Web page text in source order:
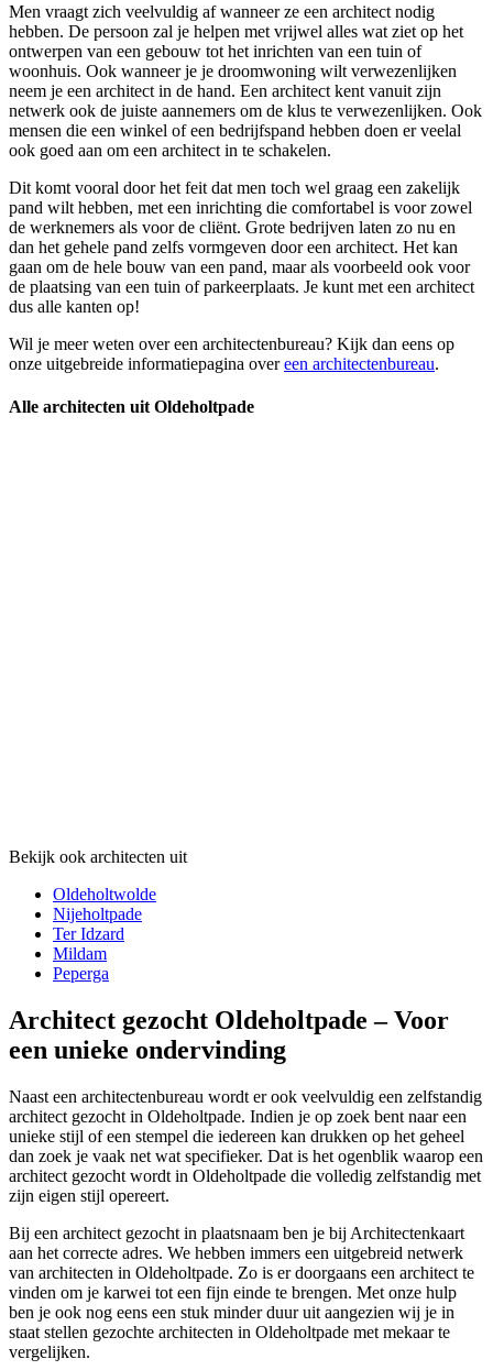
Men vraagt zich veelvuldig af wanneer ze een architect nodig
hebben. De persoon zal je helpen met vrijwel alles wat ziet op het
ontwerpen van een gebouw tot het inrichten van een tuin of
woonhuis. Ook wanneer je je droomwoning wilt verwezenlijken
neem je een architect in de hand. Een architect kent vanuit zijn
netwerk ook de juiste aannemers om de klus te verwezenlijken. Ook
mensen die een winkel of een bedrijfspand hebben doen er veelal
ook goed aan om een architect in te schakelen.
Dit komt vooral door het feit dat men toch wel graag een zakelijk
pand wilt hebben, met een inrichting die comfortabel is voor zowel
de werknemers als voor de cliënt. Grote bedrijven laten zo nu en
dan het gehele pand zelfs vormgeven door een architect. Het kan
gaan om de hele bouw van een pand, maar als voorbeeld ook voor
de plaatsing van een tuin of parkeerplaats. Je kunt met een architect
dus alle kanten op!
Wil je meer weten over een architectenbureau? Kijk dan eens op
onze uitgebreide informatiepagina overeen architectenbureau.
Alle architecten uit Oldeholtpade
Bekijk ook architecten uit
Oldeholtwolde
Nijeholtpade
Ter Idzard
Mildam
Peperga
Architect gezocht Oldeholtpade – Voor
een unieke ondervinding
Naast een architectenbureau wordt er ook veelvuldig een zelfstandig
architect gezocht in Oldeholtpade. Indien je op zoek bent naar een
unieke stijl of een stempel die iedereen kan drukken op het geheel
dan zoek je vaak net wat specifieker. Dat is het ogenblik waarop een
architect gezocht wordt in Oldeholtpade die volledig zelfstandig met
zijn eigen stijl opereert.
Bij een architect gezocht in plaatsnaam ben je bij Architectenkaart
aan het correcte adres. We hebben immers een uitgebreid netwerk
van architecten in Oldeholtpade. Zo is er doorgaans een architect te
vinden om je karwei tot een fijn einde te brengen. Met onze hulp
ben je ook nog eens een stuk minder duur uit aangezien wij je in
staat stellen gezochte architecten in Oldeholtpade met mekaar te
vergelijken.